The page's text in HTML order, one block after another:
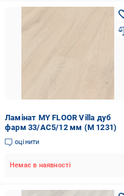
Ламінат MY FLOOR Villa дуб
фарм 33/АС5/12 мм (M 1231)
оцінити
Немає в наявності